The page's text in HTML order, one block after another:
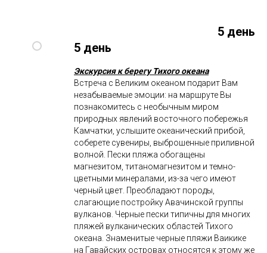
5 день
5 день
Экскурсия к берегу Тихого океана
Встреча с Великим океаном подарит Вам
незабываемые эмоции: на маршруте Вы
познакомитесь с необычным миром
природных явлений восточного побережья
Камчатки, услышите океанический прибой,
соберете сувениры, выброшенные приливной
волной. Пески пляжа обогащены
магнезитом, титаномагнезитом и темно-
цветными минералами, из-за чего имеют
черный цвет. Преобладают породы,
слагающие постройку Авачинской группы
вулканов. Черные пески типичны для многих
пляжей вулканических областей Тихого
океана. Знаменитые черные пляжи Ваикике
на Гавайских островах относятся к этому же